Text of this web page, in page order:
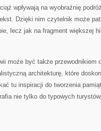
wpływają na wyobraźnię
Dzięki nim czytelnik może
lecz jak na fragment większej
może być także przewodnikiem
architekturę, które
tu inspiracji do tworzenia
nie tylko do typowych